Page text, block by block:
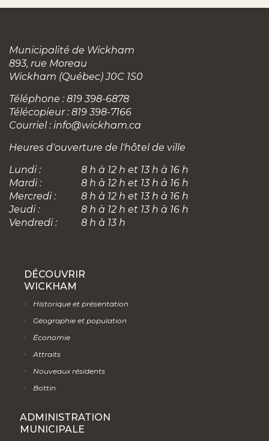
Municipalité de Wickham
893, rue Moreau
Wickham (Québec) J0C 1S0
Téléphone : 819 398-6878
Télécopieur : 819 398-7166
Courriel : info@wickham.ca
Heures d'ouverture de l'hôtel de ville
Lundi :
8 h à 12 h et 13 h à 16 h
Mardi :
8 h à 12 h et 13 h à 16 h
Mercredi :
8 h à 12 h et 13 h à 16 h
Jeudi :
8 h à 12 h et 13 h à 16 h
Vendredi :
8 h à 13 h
DÉCOUVRIR
WICKHAM
Historique et présentation
Géographie et population
Économie
Attraits
Nouveaux résidents
Bottin
ADMINISTRATION
MUNICIPALE